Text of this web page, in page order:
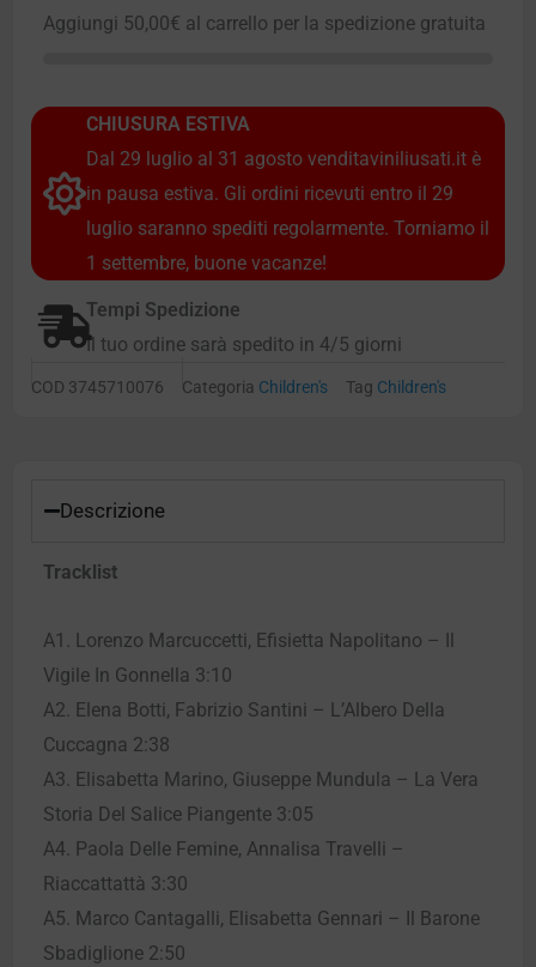
Aggiungi 50,00€ al carrello per la spedizione gratuita
CHIUSURA ESTIVA
Dal 29 luglio al 31 agosto venditaviniliusati.it è
in pausa estiva. Gli ordini ricevuti entro il 29
luglio saranno spediti regolarmente. Torniamo il
1 settembre, buone vacanze!
Tempi Spedizione
Il tuo ordine sarà spedito in 4/5 giorni
COD 3745710076 Categoria Children's Tag Children's
Descrizione
Tracklist
A1. Lorenzo Marcuccetti, Efisietta Napolitano – Il
Vigile In Gonnella 3:10
A2. Elena Botti, Fabrizio Santini – L’Albero Della
Cuccagna 2:38
A3. Elisabetta Marino, Giuseppe Mundula – La Vera
Storia Del Salice Piangente 3:05
A4. Paola Delle Femine, Annalisa Travelli –
Riaccattattà 3:30
A5. Marco Cantagalli, Elisabetta Gennari – Il Barone
Sbadiglione 2:50